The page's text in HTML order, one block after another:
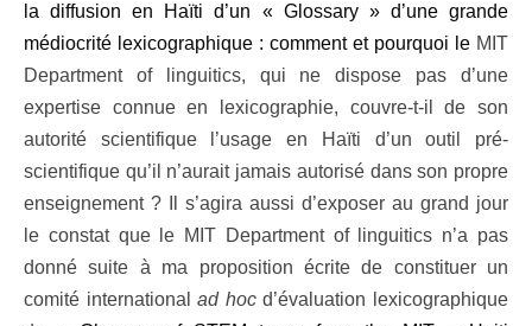
la diffusion en Haïti d’un « Glossary » d’une grande
médiocrité lexicographique : comment et pourquoi le MIT
Department of linguitics, qui ne dispose pas d’une
expertise connue en lexicographie, couvre-t-il de son
autorité scientifique l’usage en Haïti d’un outil pré-
scientifique qu’il n’aurait jamais autorisé dans son propre
enseignement ? Il s’agira aussi d’exposer au grand jour
le constat que le MIT Department of linguitics n’a pas
donné suite à ma proposition écrite de constituer un
comité internationalad hocd’évaluation lexicographique